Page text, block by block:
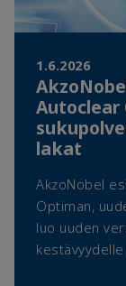
1.6.2026
Autoclear
lakat
AkzoNobel
Optiman,
luo uuden